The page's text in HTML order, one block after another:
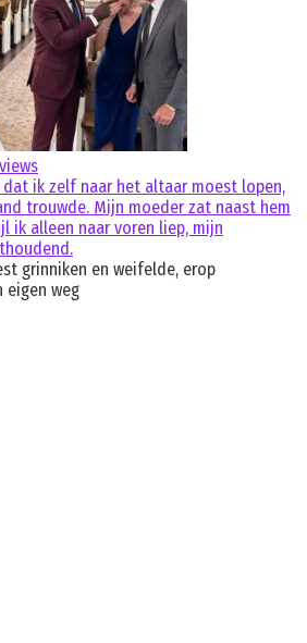
ik zelf naar het altaar moest lopen,
trouwde. Mijn moeder zat naast hem
ik alleen naar voren liep, mijn
grinniken en weifelde, erop
eigen weg